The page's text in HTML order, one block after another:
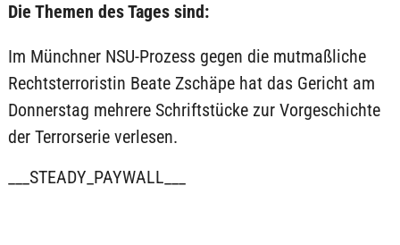
Die Themen des Tages sind:
Im Münchner NSU-Prozess gegen die mutmaßliche
Rechtsterroristin Beate Zschäpe hat das Gericht am
Donnerstag mehrere Schriftstücke zur Vorgeschichte
der Terrorserie verlesen.
___STEADY_PAYWALL___